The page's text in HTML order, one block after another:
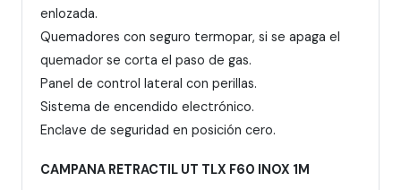
enlozada.
Quemadores con seguro termopar, si se apaga el
quemador se corta el paso de gas.
Panel de control lateral con perillas.
Sistema de encendido electrónico.
Enclave de seguridad en posición cero.
CAMPANA RETRACTIL UT TLX F60 INOX 1M